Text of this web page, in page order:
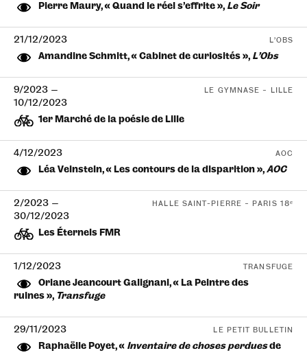
Pierre Maury, « Quand le réel s’effrite », Le Soir
21/12/2023
Amandine Schmitt, « Cabinet de curiosités », L’Obs
L’OBS
9/2023 —
10/12/2023
1er Marché de la poésie de Lille
LE GYMNASE – LILLE
4/12/2023
Léa Veinstein, « Les contours de la disparition », AOC
AOC
2/2023 —
30/12/2023
Les Éternels FMR
HALLE SAINT-PIERRE – PARIS 18ᵉ
1/12/2023
Oriane Jeancourt Galignani, « La Peintre des
ruines », Transfuge
TRANSFUGE
29/11/2023
Raphaëlle Poyet, « Inventaire de choses perduesde
LE PETIT BULLETIN